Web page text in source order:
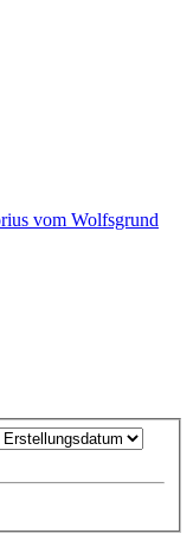
vom Wolfsgrund